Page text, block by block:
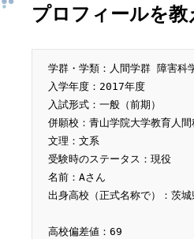
プロフィールを
学群・学類： 人間学群 障害科
入学年度： 2017年度
入試形式： 一般（前期）
併願校： 青山学院大学教育人
文理：文系
受験時のステータス：現役
名前：Aさん
出身高校（正式名称で）： 茨城
高校偏差値：69